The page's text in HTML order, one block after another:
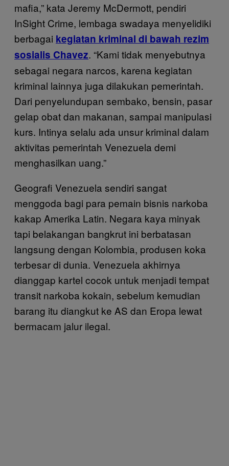
mafia,” kata Jeremy McDermott, pendiri
InSight Crime, lembaga swadaya menyelidiki
berbagai kegiatan kriminal di bawah rezim
sosialis Chavez. “Kami tidak menyebutnya
sebagai negara narcos, karena kegiatan
kriminal lainnya juga dilakukan pemerintah.
Dari penyelundupan sembako, bensin, pasar
gelap obat dan makanan, sampai manipulasi
kurs. Intinya selalu ada unsur kriminal dalam
aktivitas pemerintah Venezuela demi
menghasilkan uang.”
Geografi Venezuela sendiri sangat
menggoda bagi para pemain bisnis narkoba
kakap Amerika Latin. Negara kaya minyak
tapi belakangan bangkrut ini berbatasan
langsung dengan Kolombia, produsen koka
terbesar di dunia. Venezuela akhirnya
dianggap kartel cocok untuk menjadi tempat
transit narkoba kokain, sebelum kemudian
barang itu diangkut ke AS dan Eropa lewat
bermacam jalur ilegal.